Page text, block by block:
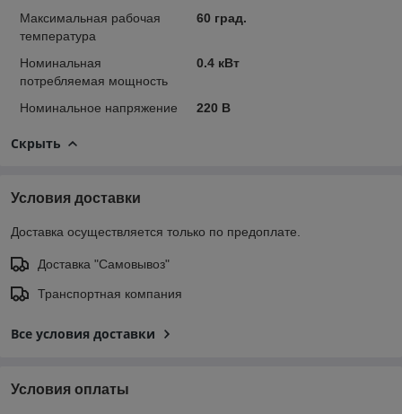
Максимальная рабочая
температура
60 град.
Номинальная
потребляемая мощность
0.4 кВт
Номинальное напряжение 220 В
Скрыть
Условия доставки
Доставка осуществляется только по предоплате.
Доставка "Самовывоз"
Транспортная компания
Все условия доставки
Условия оплаты